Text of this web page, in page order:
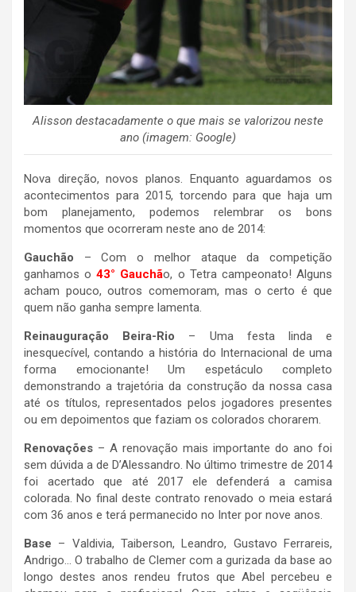
Alisson destacadamente o que mais se valorizou neste
ano (imagem: Google)
Nova direção, novos planos. Enquanto aguardamos os
acontecimentos para 2015, torcendo para que haja um
bom planejamento, podemos relembrar os bons
momentos que ocorreram neste ano de 2014:
Gauchão – Com o melhor ataque da competição
ganhamos o43° Gauchão, o Tetra campeonato! Alguns
acham pouco, outros comemoram, mas o certo é que
quem não ganha sempre lamenta.
Reinauguração Beira-Rio – Uma festa linda e
inesquecível, contando a história do Internacional de uma
forma emocionante! Um espetáculo completo
demonstrando a trajetória da construção da nossa casa
até os títulos, representados pelos jogadores presentes
ou em depoimentos que faziam os colorados chorarem.
Renovações – A renovação mais importante do ano foi
sem dúvida a de D’Alessandro. No último trimestre de 2014
foi acertado que até 2017 ele defenderá a camisa
colorada. No final deste contrato renovado o meia estará
com 36 anos e terá permanecido no Inter por nove anos.
Base – Valdivia, Taiberson, Leandro, Gustavo Ferrareis,
Andrigo… O trabalho de Clemer com a gurizada da base ao
longo destes anos rendeu frutos que Abel percebeu e